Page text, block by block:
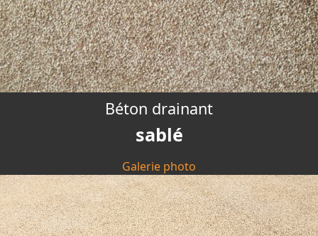
Béton drainant
sablé
Galerie photo